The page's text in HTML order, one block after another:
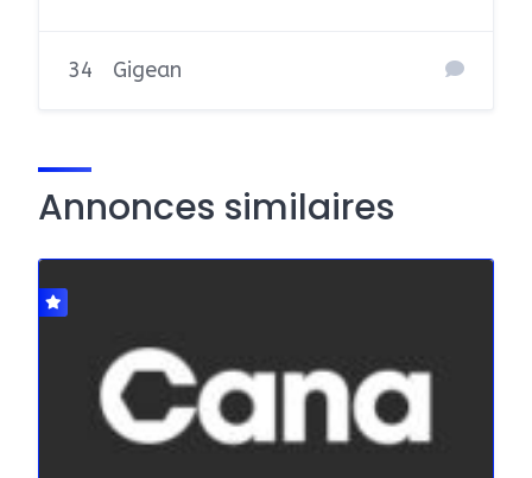
34 Gigean
Annonces similaires